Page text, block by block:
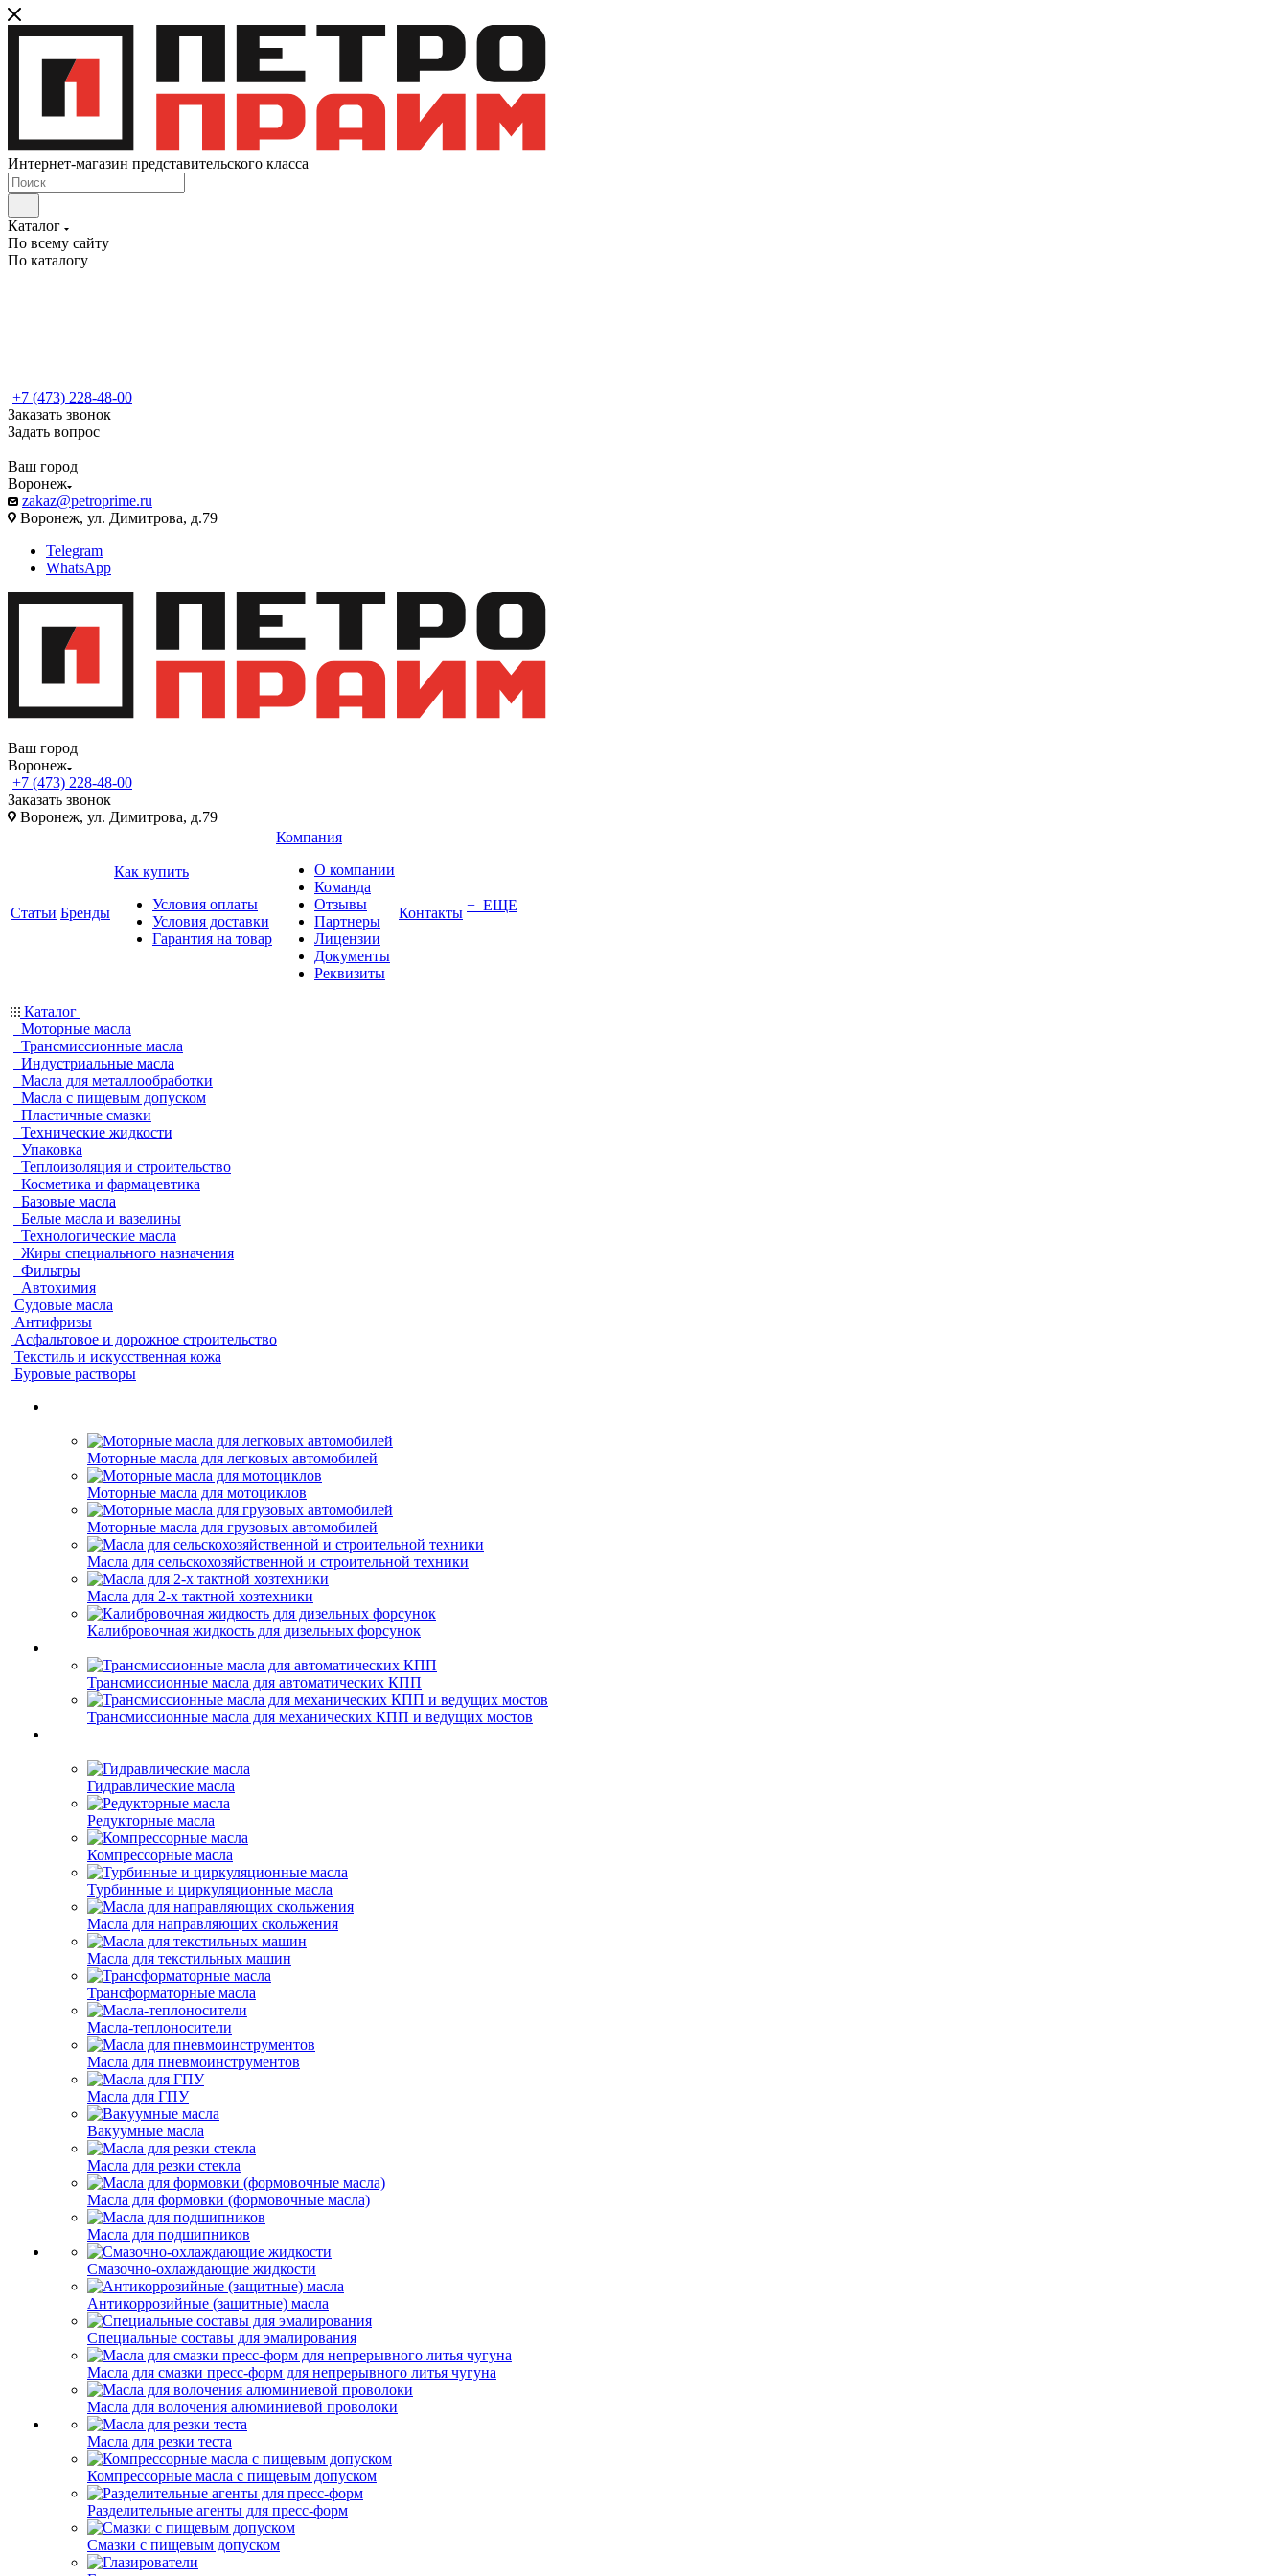
Интернет-магазин представительского класса
Каталог
По всему сайту
По каталогу
+7 (473) 228-48-00
Заказать звонок
Задать вопрос
Ваш город
Воронеж
zakaz@petroprime.ru
Воронеж, ул. Димитрова, д.79
Telegram
WhatsApp
Ваш город
Воронеж
+7 (473) 228-48-00
Заказать звонок
Воронеж, ул. Димитрова, д.79
Статьи Бренды
Как купить
Условия оплаты
Условия доставки
Гарантия на товар
Компания
О компании
Команда
Отзывы
Партнеры
Лицензии
Документы
Реквизиты
Контакты + ЕЩЕ
Каталог
Моторные масла
Трансмиссионные масла
Индустриальные масла
Масла для металлообработки
Масла с пищевым допуском
Пластичные смазки
Технические жидкости
Упаковка
Теплоизоляция и строительство
Косметика и фармацевтика
Базовые масла
Белые масла и вазелины
Технологические масла
Жиры специального назначения
Фильтры
Автохимия
Судовые масла
Антифризы
Асфальтовое и дорожное строительство
Текстиль и искусственная кожа
Буровые растворы
Моторные масла для легковых автомобилей
Моторные масла для мотоциклов
Моторные масла для грузовых автомобилей
Масла для сельскохозяйственной и строительной техники
Масла для 2-х тактной хозтехники
Калибровочная жидкость для дизельных форсунок
Трансмиссионные масла для автоматических КПП
Трансмиссионные масла для механических КПП и ведущих мостов
Гидравлические масла
Редукторные масла
Компрессорные масла
Турбинные и циркуляционные масла
Масла для направляющих скольжения
Масла для текстильных машин
Трансформаторные масла
Масла-теплоносители
Масла для пневмоинструментов
Масла для ГПУ
Вакуумные масла
Масла для резки стекла
Масла для формовки (формовочные масла)
Масла для подшипников
Смазочно-охлаждающие жидкости
Антикоррозийные (защитные) масла
Специальные составы для эмалирования
Масла для смазки пресс-форм для непрерывного литья чугуна
Масла для волочения алюминиевой проволоки
Масла для резки теста
Компрессорные масла с пищевым допуском
Разделительные агенты для пресс-форм
Смазки с пищевым допуском